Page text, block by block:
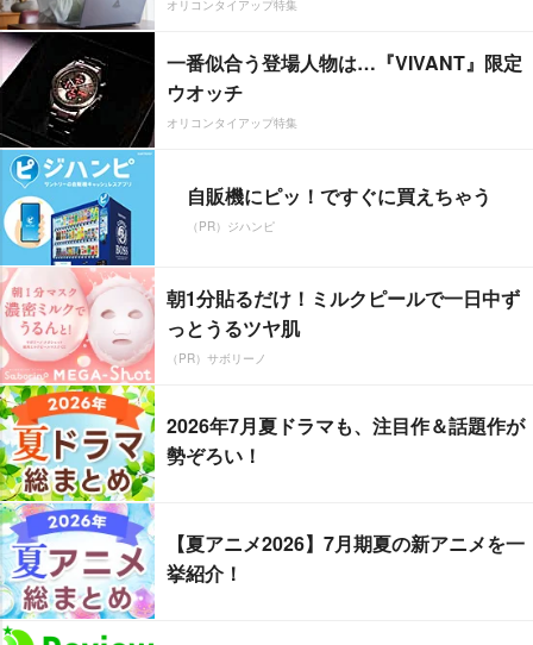
オリコンタイアップ特集
一番似合う登場人物は…『VIVANT』限定
ウオッチ
オリコンタイアップ特集
自販機にピッ！ですぐに買えちゃう
（PR）ジハンピ
朝1分貼るだけ！ミルクピールで一日中ず
っとうるツヤ肌
（PR）サボリーノ
2026年7月夏ドラマも、注目作＆話題作が
勢ぞろい！
【夏アニメ2026】7月期夏の新アニメを一
挙紹介！